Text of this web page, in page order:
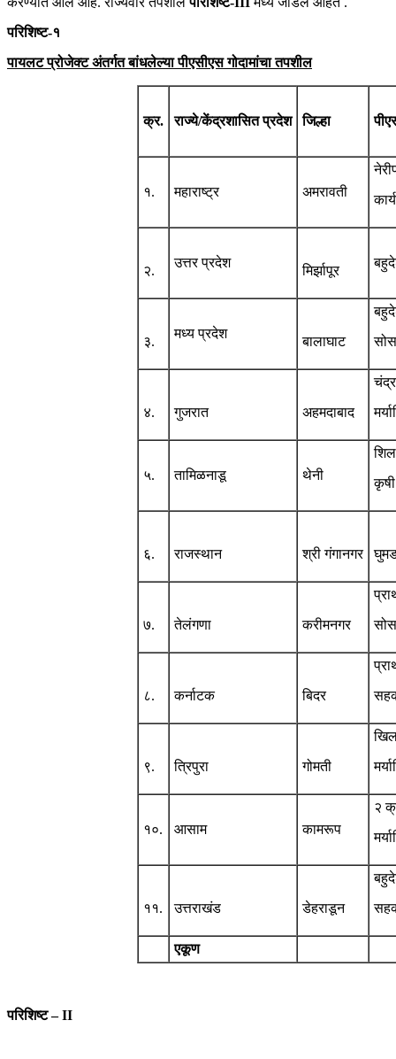
परिशिष्ट-१
पायलट प्रोजेक्ट अंतर्गत बांधलेल्या पीएसीएस गोदामांचा तपशील
क्र. राज्ये/केंद्रशासित प्रदेश जिल्हा
१. महाराष्ट्र अमरावती
२.
उत्तर प्रदेश
मिर्झापूर
३.
मध्य प्रदेश
बालाघाट
४. गुजरात अहमदाबाद
५. तामिळनाडू थेनी
६. राजस्थान श्री गंगानगर
७. तेलंगणा करीमनगर
८. कर्नाटक बिदर
९. त्रिपुरा गोमती
१०. आसाम कामरूप
२
११. उत्तराखंड डेहराडून
एकूण
परिशिष्ट – II